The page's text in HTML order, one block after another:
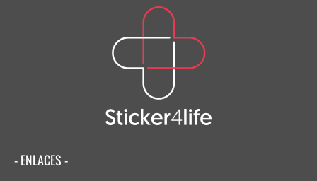
- ENLACES -